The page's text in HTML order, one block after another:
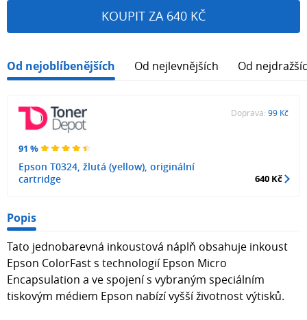
KOUPIT ZA 640 KČ
Od nejoblíbenějších Od nejlevnějších Od
91 %
Epson T0324, žlutá (yellow), originální
cartridge
Doprava: 99 Kč
640 Kč
Popis
Tato jednobarevná inkoustová náplň obsahuje inkoust
Epson ColorFast s technologií Epson Micro
Encapsulation a ve spojení s vybraným speciálním
tiskovým médiem Epson nabízí vyšší životnost výtisků.